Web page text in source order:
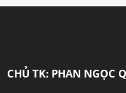
CHỦ TK: PHAN NGỌC